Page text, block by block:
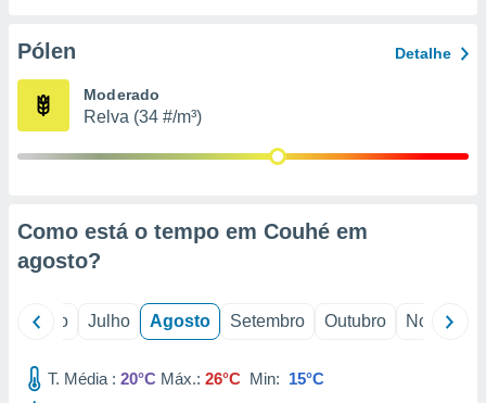
através
estudos
e
Pólen Detalhe
Moderado
Relva (34 #/m³)
Como está o tempo em Couhé em
agosto?
Junho Julho Agosto Setembro Outubro Novembro
T. Média : 20°C Máx.: 26°C Min: 15°C